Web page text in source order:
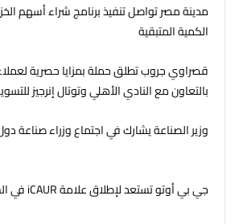
مدينة مصر تواصل تنفيذ برنامج شراء أسهم
الكمية المتبقية
قصراوي جروب تطلق حملة بمزايا حصرية
بالتعاون مع النادي الأهلي وتوتال إنرجيز
وزير الصناعة يشارك في اجتماع وزراء صناعة
جي بي أوتو تستعد لإطلاق علامة iCAUR في السوق المصرية